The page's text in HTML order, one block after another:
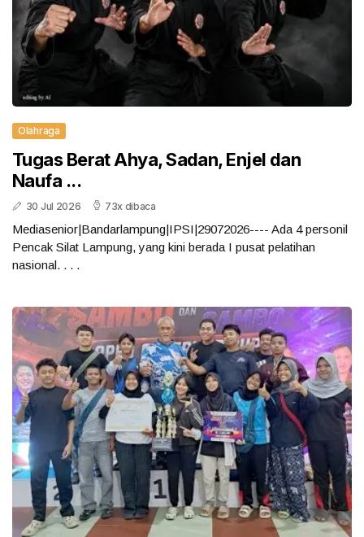
Olahraga
Tugas Berat Ahya, Sadan, Enjel dan
Naufa ...
30 Jul 2026 73x dibaca
Mediasenior|Bandarlampung|IPSI|29072026---- Ada 4 personil
Pencak Silat Lampung, yang kini berada I pusat pelatihan
nasional. . . .